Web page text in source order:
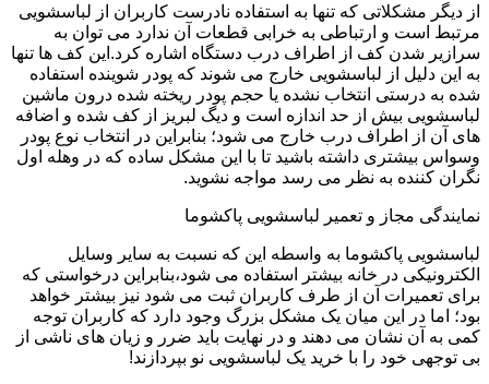
از دیگر مشکلاتی که تنها به استفاده نادرست کاربران از لباسشویی
مرتبط است و ارتباطی به خرابی قطعات آن ندارد می توان به
سرازیر شدن کف از اطراف درب دستگاه اشاره کرد.این کف ها تنها
به این دلیل از لباسشویی خارج می شوند که پودر شوینده استفاده
شده به درستی انتخاب نشده یا حجم پودر ریخته شده درون ماشین
لباسشویی بیش از حد اندازه است و دیگ لبریز از کف شده و اضافه
های آن از اطراف درب خارج می شود؛ بنابراین در انتخاب نوع پودر
وسواس بیشتری داشته باشید تا با این مشکل ساده که در وهله اول
نگران کننده به نظر می رسد مواجه نشوید.
نمایندگی مجاز و تعمیر لباسشویی پاکشوما
لباسشویی پاکشوما به واسطه این که نسبت به سایر وسایل
الکترونیکی در خانه بیشتر استفاده می شود،بنابراین درخواستی که
برای تعمیرات آن از طرف کاربران ثبت می شود نیز بیشتر خواهد
بود؛ اما در این میان یک مشکل بزرگ وجود دارد که کاربران توجه
کمی به آن نشان می دهند و در نهایت باید ضرر و زیان های ناشی از
بی توجهی خود را با خرید یک لباسشویی نو بپردازند!